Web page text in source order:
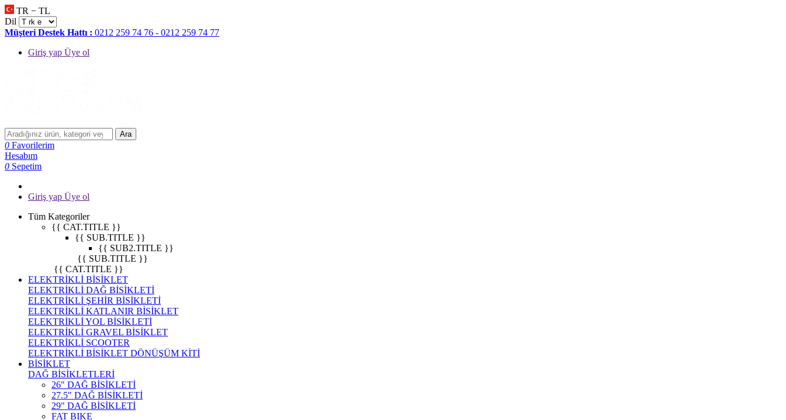
TR − TL
Dil
Müşteri Destek Hattı : 0212 259 74 76 - 0212 259 74 77
Giriş yap Üye ol
Ara
0 Favorilerim
Hesabım
0 Sepetim
Giriş yap Üye ol
Tüm Kategoriler
{{ CAT.TITLE }}
{{ SUB.TITLE }}
{{ SUB2.TITLE }}
{{ SUB.TITLE }}
{{ CAT.TITLE }}
ELEKTRİKLİ BİSİKLET
ELEKTRİKLİ DAĞ BİSİKLETİ
ELEKTRİKLİ ŞEHİR BİSİKLETİ
ELEKTRİKLİ KATLANIR BİSİKLET
ELEKTRİKLİ YOL BİSİKLETİ
ELEKTRİKLİ GRAVEL BİSİKLET
ELEKTRİKLİ SCOOTER
ELEKTRİKLİ BİSİKLET DÖNÜŞÜM KİTİ
BİSİKLET
DAĞ BİSİKLETLERİ
26" DAĞ BİSİKLETİ
27.5" DAĞ BİSİKLETİ
29" DAĞ BİSİKLETİ
FAT BIKE